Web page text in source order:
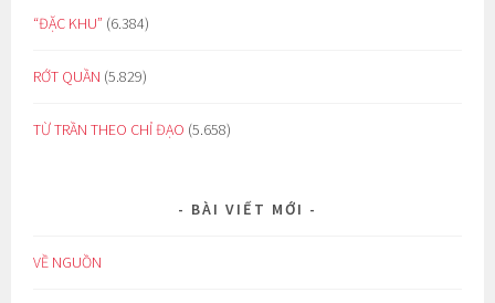
“ĐẶC KHU” (6.384)
RỚT QUẦN (5.829)
TỪ TRẦN THEO CHỈ ĐẠO (5.658)
BÀI VIẾT MỚI
VỀ NGUỒN